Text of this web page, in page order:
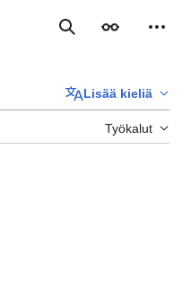
Haku Ulkoasu
Lisää kieliä
Työkalut